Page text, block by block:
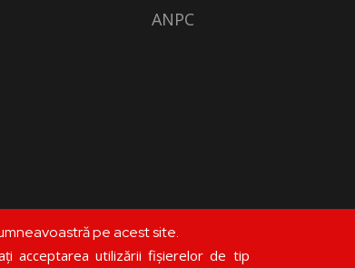
ANPC
©librariadoxologia.ro
pe acest site.
acceptarea utilizării fișierelor de tip